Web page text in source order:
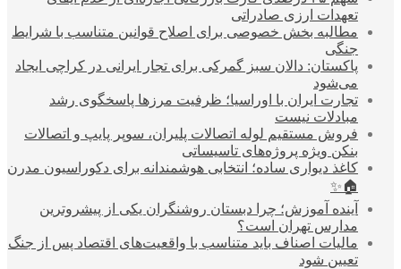
تعهدات ارزی صادراتی
مطالبه بخش خصوصی برای اصلاح قوانین متناسب با شرایط
جنگی
پاکستان: دالان سبز گمرکی برای تجار ایرانی در کراچی ایجاد
می‌شود
تجارت ایران با اوراسیا؛ ظرفیت مرزها پاسخگوی رشد
مبادلات نیست
فروش مستقیم لوله اتصالات پلیران، سوپر پایپ و اتصالات
بنکن ویژه پروژه‌های تاسیساتی
کاغذ دیواری ساده؛ انتخابی هوشمندانه برای دکوراسیون مدرن
🏠✨
آینده آموزش؛ چرا دبستان روشنگران یکی از پیشروترین
مدارس تهران است؟
مالیات اصناف باید متناسب با واقعیت‌های اقتصاد پس از جنگ
تعیین شود